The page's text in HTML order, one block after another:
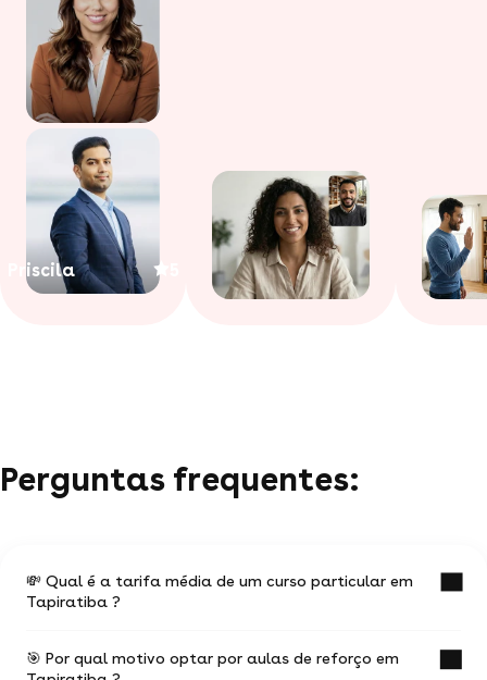
Priscila
Perguntas frequentes:
💸 Qual é a tarifa média de um curso particular em
Tapiratiba ?
O valor médio de uma aula particular
🎯 Por qual motivo optar por aulas de reforço em